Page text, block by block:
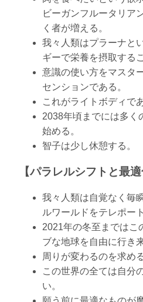
ビーガンフルータリア
く者が増える。
我々人類はプラーナと
ギーで栄養を摂取する
意識の使い方をマスタ
センションである。
これがライトボディで
2038年頃までには多く
始める。
智子は少し休憩する。
【パラレルシフトと最適
我々人類は自覚なく毎
ルワールドをテレポー
2021年の冬至まではこ
ブな地球を自由に行き
周りが変わるのを求め
この世界の全ては自分
い。